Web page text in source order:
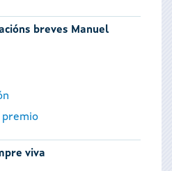
breves Manuel
premio
viva